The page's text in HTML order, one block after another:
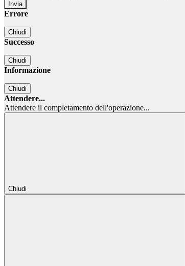
Errore
Chiudi
Successo
Chiudi
Informazione
Chiudi
Attendere...
Attendere il completamento dell'operazione...
Chiudi